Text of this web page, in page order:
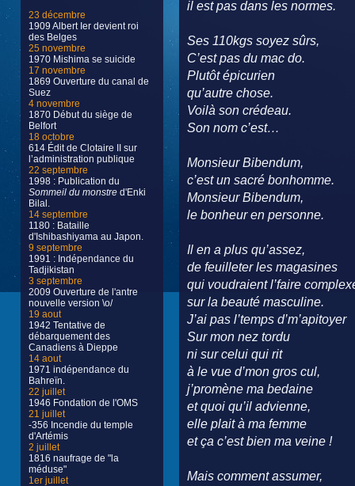
23 décembre
1909 Albert Ier devient roi
des Belges
25 novembre
1970 Mishima se suicide
17 novembre
1869 Ouverture du canal de
Suez
4 novembre
1870 Début du siège de
Belfort
18 octobre
614 Édit de Clotaire II sur
l’administration publique
22 septembre
1998 : Publication du
Sommeil du monstre d'Enki
Bilal.
14 septembre
1180 : Bataille
d'Ishibashiyama au Japon.
9 septembre
1991 : Indépendance du
Tadjikistan
3 septembre
2009 Ouverture de l'antre
nouvelle version \o/
19 aout
1942 Tentative de
débarquement des
Canadiens à Dieppe
14 aout
1971 indépendance du
Bahreïn.
22 juillet
1946 Fondation de l'OMS
21 juillet
-356 Incendie du temple
d'Artémis
2 juillet
1816 naufrage de "la
méduse"
1er juillet
il est pas dans les normes.
Ses 110kgs soyez sûrs,
C’est pas du mac do.
Plutôt épicurien
qu’autre chose.
Voilà son crédeau.
Son nom c’est…
Monsieur Bibendum,
c’est un sacré bonhomme.
Monsieur Bibendum,
le bonheur en personne.
Il en a plus qu’assez,
de feuilleter les magasines
qui voudraient l’faire
sur la beauté masculine.
J’ai pas l’temps d’m’apitoyer
Sur mon nez tordu
ni sur celui qui rit
à le vue d’mon gros cul,
j’promène ma bedaine
et quoi qu’il advienne,
elle plait à ma femme
et ça c’est bien ma veine !
Mais comment assumer,